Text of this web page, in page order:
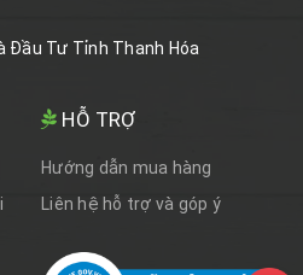
Đầu Tư Tỉnh Thanh Hóa
HỖ TRỢ
Hướng dẫn mua hàng
Liên hệ hỗ trợ và góp ý